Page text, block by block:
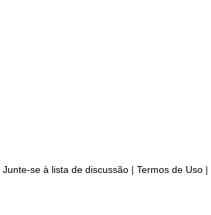
Junte-se à lista de discussão | Termos de Uso |